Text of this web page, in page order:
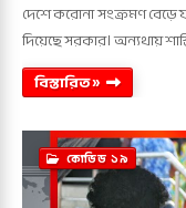
দেশে করোনা সংক্রমণ বেড়ে
দিয়েছে সরকার। অন্যথায়
বিস্তারিত »
কোভিড ১৯